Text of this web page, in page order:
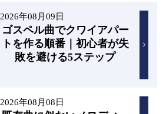
2026年08月09日
ゴスペル曲でクワイアパー
トを作る順番｜初心者が失
敗を避ける5ステップ
2026年08月08日